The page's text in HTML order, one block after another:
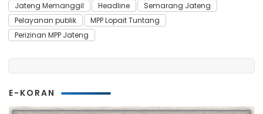
Jateng Memanggil Headline
Semarang Jateng
Pelayanan publik
MPP Lopait Tuntang
Perizinan MPP Jateng
E-KORAN